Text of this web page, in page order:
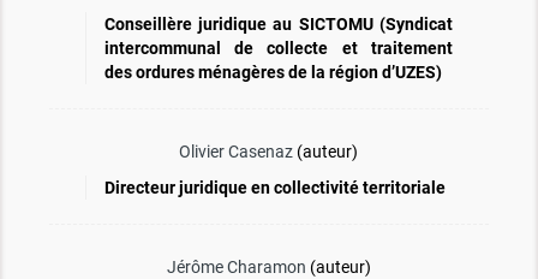
Conseillère juridique au SICTOMU (Syndicat
intercommunal de collecte et traitement
des ordures ménagères de la région d’UZES)
Olivier Casenaz (auteur)
Directeur juridique en collectivité territoriale
Jérôme Charamon (auteur)